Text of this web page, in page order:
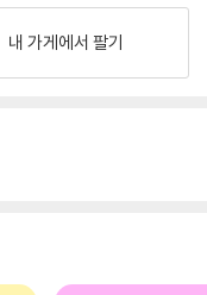
내 가게에서 팔기